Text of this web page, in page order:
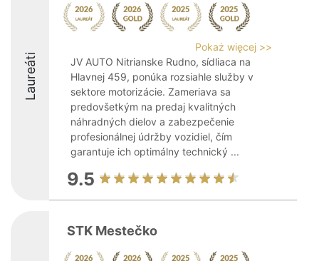
Laureáti
Pokaż więcej >>
JV AUTO Nitrianske Rudno, sídliaca na
Hlavnej 459, ponúka rozsiahle služby v
sektore motorizácie. Zameriava sa
predovšetkým na predaj kvalitných
náhradných dielov a zabezpečenie
profesionálnej údržby vozidiel, čím
garantuje ich optimálny technický ...
9.5
STK Mestečko